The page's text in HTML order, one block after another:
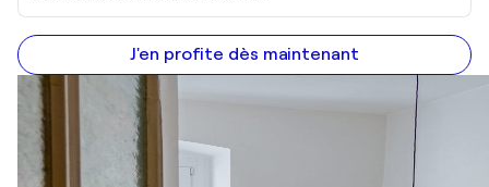
J'en profite dès maintenant